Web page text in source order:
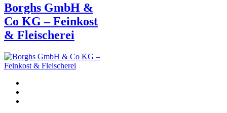
Borghs GmbH &
Co KG – Feinkost
& Fleischerei